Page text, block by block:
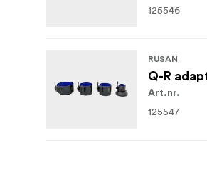
125546
RUSAN
Q-R
Art.nr.
125547